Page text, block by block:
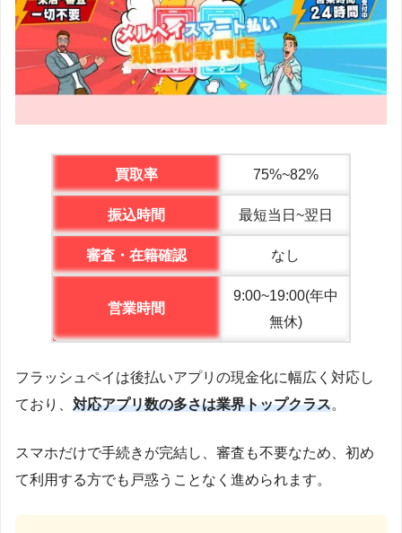
買取率 75%~82%
振込時間 最短当日~翌日
審査・在籍確認 なし
営業時間
9:00~19:00(年中
無休)
フラッシュペイは後払いアプリの現金化に幅広く対応し
ており、 対応アプリ数の多さは業界トップクラス。
スマホだけで手続きが完結し、審査も不要なため、初め
て利用する方でも戸惑うことなく進められます。